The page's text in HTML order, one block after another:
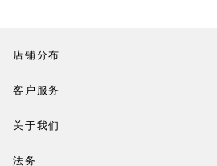
店铺分布
客户服务
关于我们
法务